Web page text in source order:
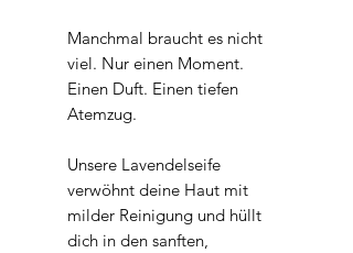
Manchmal braucht es nicht
viel. Nur einen Moment.
Einen Duft. Einen tiefen
Atemzug.
Unsere Lavendelseife
verwöhnt deine Haut mit
milder Reinigung und hüllt
dich in den sanften,